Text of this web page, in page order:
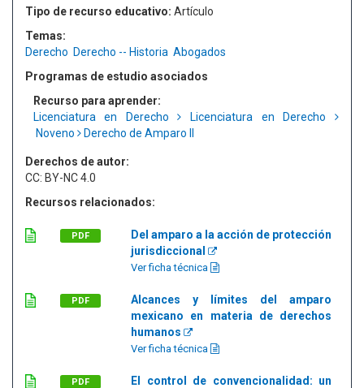
Tipo de recurso educativo: Artículo
Temas:
Derecho Derecho -- Historia Abogados
Programas de estudio asociados
Recurso para aprender:
Licenciatura en Derecho
Licenciatura en Derecho
Noveno
Derecho de Amparo II
Derechos de autor:
CC: BY-NC 4.0
Recursos relacionados:
PDF
Del amparo a la acción de protección
jurisdiccional
Ver ficha técnica
PDF
Alcances y límites del amparo
mexicano en materia de derechos
humanos
Ver ficha técnica
PDF
El control de convencionalidad: un